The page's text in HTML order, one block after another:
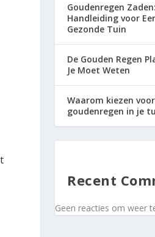
Goudenregen
Handleiding voor
Gezonde Tuin
De Gouden Regen
Je Moet Weten
Waarom kiezen
goudenregen in je
Recent
Geen reacties om weer